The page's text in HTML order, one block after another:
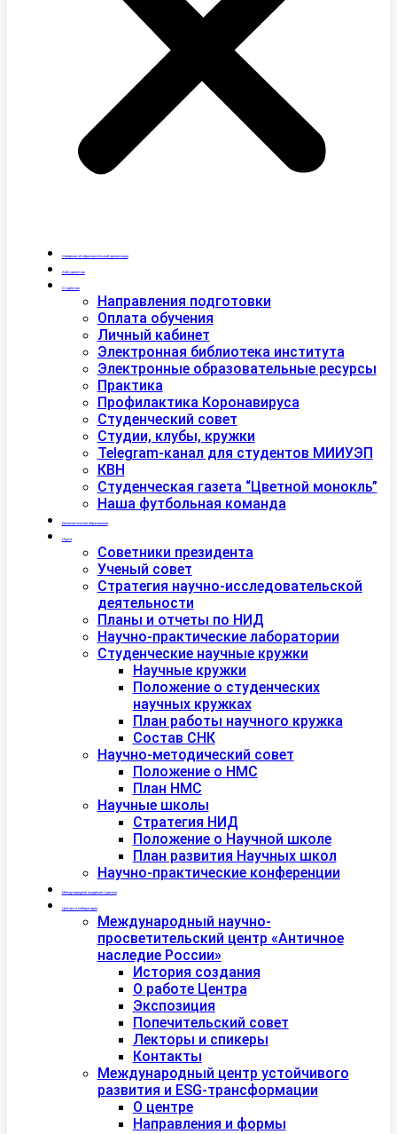
Сведения об образовательной организации
Абитуриентам
Студентам
Направления подготовки
Оплата обучения
Личный кабинет
Электронная библиотека института
Электронные образовательные ресурсы
Практика
Профилактика Коронавируса
Студенческий совет
Студии, клубы, кружки
Telegram-канал для студентов МИИУЭП
КВН
Студенческая газета “Цветной монокль”
Наша футбольная команда
Дополнительное образование
Наука
Советники президента
Ученый совет
Стратегия научно-исследовательской
деятельности
Планы и отчеты по НИД
Научно-практические лаборатории
Студенческие научные кружки
Научные кружки
Положение о студенческих
научных кружках
План работы научного кружка
Состав СНК
Научно-методический совет
Положение о НМС
План НМС
Научные школы
Стратегия НИД
Положение о Научной школе
План развития Научных школ
Научно-практические конференции
Международная академия туризма
Центры и лаборатории
Международный научно-
просветительский центр «Античное
наследие России»
История создания
О работе Центра
Экспозиция
Попечительский совет
Лекторы и спикеры
Контакты
Международный центр устойчивого
развития и ESG-трансформации
О центре
Направления и формы